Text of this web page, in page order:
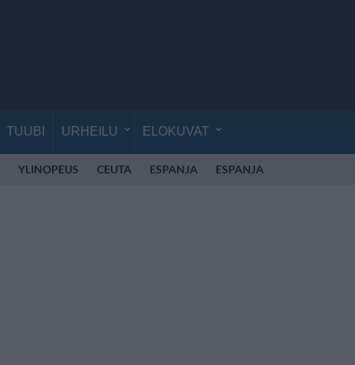
TUUBI URHEILU ELOKUVAT
YLINOPEUS CEUTA ESPANJA ESPANJA